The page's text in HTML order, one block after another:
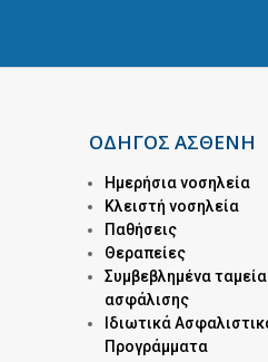
ΟΔΗΓΟΣ ΑΣΘΕΝΗ
Ημερήσια νοσηλεία
Kλειστή νοσηλεία
Παθήσεις
Θεραπείες
Συμβεβλημένα ταμεία
ασφάλισης
Ιδιωτικά
Προγράμματα